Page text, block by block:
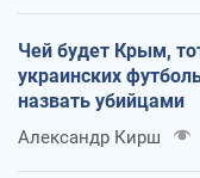
Чей будет Крым,
украинских
назвать убийцами
Александр Кирш